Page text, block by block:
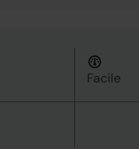
Facile